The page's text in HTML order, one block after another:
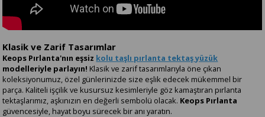
Klasik ve Zarif Tasarımlar
Keops Pırlanta'nın eşsiz kolu taşlı pırlanta tektaş yüzük
modelleriyle parlayın! Klasik ve zarif tasarımlarıyla öne çıkan
koleksiyonumuz, özel günlerinizde size eşlik edecek mükemmel bir
parça. Kaliteli işçilik ve kusursuz kesimleriyle göz kamaştıran pırlanta
tektaşlarımız, aşkınızın en değerli sembolü olacak. Keops Pırlanta
güvencesiyle, hayat boyu sürecek bir anı yaratın.